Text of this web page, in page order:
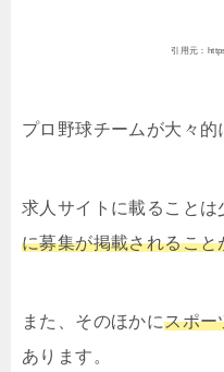
引用元：
プロ野球チームが大々的
求人サイトに載ることは
に募集が掲載されること
また、そのほかにスポー
あります。